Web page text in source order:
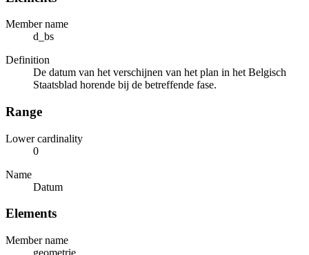
Member name
d_bs
Definition
De datum van het verschijnen van het plan in het Belgisch
Staatsblad horende bij de betreffende fase.
Range
Lower cardinality
0
Name
Datum
Elements
Member name